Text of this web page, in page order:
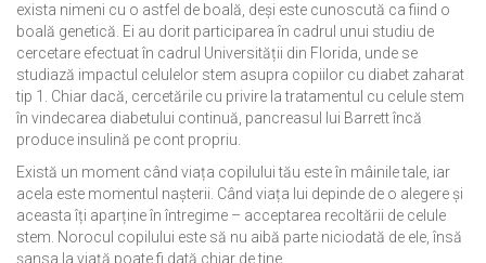
exista nimeni cu o astfel de boală, deși este cunoscută ca fiind o
boală genetică. Ei au dorit participarea în cadrul unui studiu de
cercetare efectuat în cadrul Universității din Florida, unde se
studiază impactul celulelor stem asupra copiilor cu diabet zaharat
tip 1. Chiar dacă, cercetările cu privire la tratamentul cu celule stem
în vindecarea diabetului continuă, pancreasul lui Barrett încă
produce insulină pe cont propriu.
Există un moment când viața copilului tău este în mâinile tale, iar
acela este momentul nașterii. Când viața lui depinde de o alegere și
aceasta îți aparține în întregime – acceptarea recoltării de celule
stem. Norocul copilului este să nu aibă parte niciodată de ele, însă
șansa la viață poate fi dată chiar de tine.